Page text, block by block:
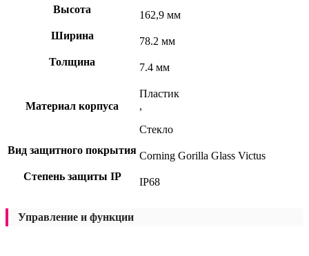
Высота
162,9 мм
Ширина
78.2 мм
Толщина
7.4 мм
Материал корпуса
Пластик
,
Стекло
Вид защитного покрытия Corning Gorilla Glass Victus
Степень защиты IP
IP68
Управление и функции